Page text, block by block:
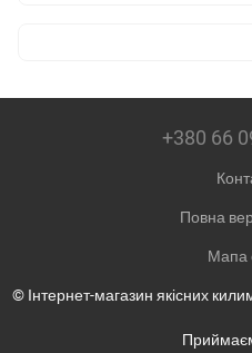
+380 66
Повна
Мапа
© Інтернет-магазин якісних